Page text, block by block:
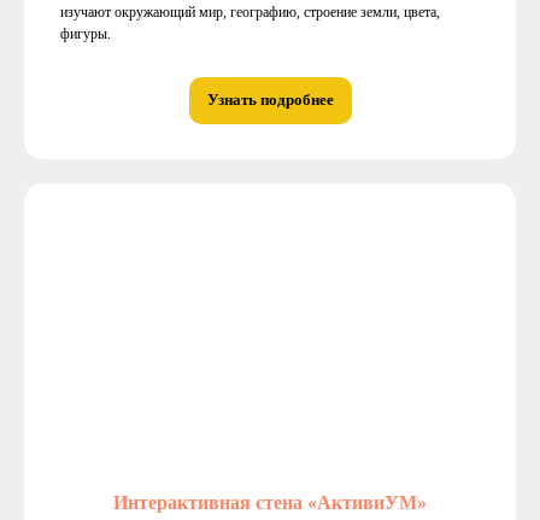
изучают окружающий мир, географию, строение земли, цвета,
фигуры.
Узнать подробнее
Интерактивная стена «АктивиУМ»